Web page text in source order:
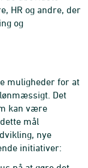
HR og andre, der
og
muligheder for at
Det
kan være
mål
nye
initiativer: